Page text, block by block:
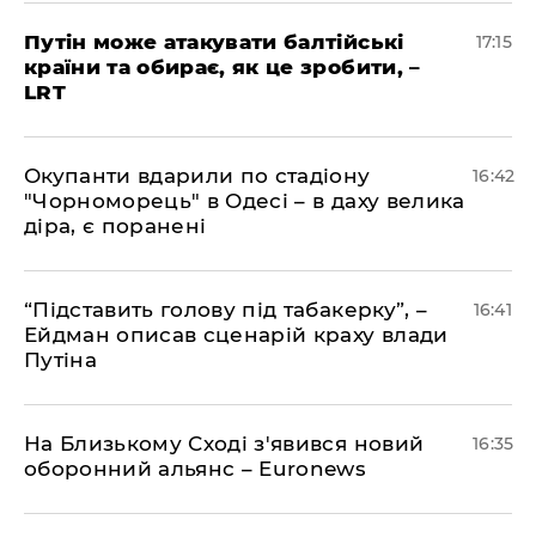
​Путін може атакувати балтійські
країни та обирає, як це зробити, –
LRT
17:15
​Окупанти вдарили по стадіону
"Чорноморець" в Одесі – в даху велика
діра, є поранені
16:42
​“Підставить голову під табакерку”, –
Ейдман описав сценарій краху влади
Путіна
16:41
На Близькому Сході з'явився новий
оборонний альянс – Euronews
16:35